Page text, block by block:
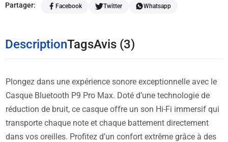
Partager: Facebook Twitter Whatsapp
DescriptionTagsAvis (3)
Plongez dans une expérience sonore exceptionnelle avec le
Casque Bluetooth P9 Pro Max. Doté d’une technologie de
réduction de bruit, ce casque offre un son Hi-Fi immersif qui
transporte chaque note et chaque battement directement
dans vos oreilles. Profitez d’un confort extrême grâce à des